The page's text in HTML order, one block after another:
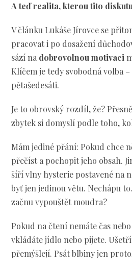
A teď realita, kterou tito
V článku Lukáše Jírovce se
pracovat i po dosažení
sází na dobrovolnou motivaci
Klíčem je tedy svobodná volba
pětašedesáti.
Je to obrovský rozdíl, že?
zbytek si domyslí podle toho,
Mám jediné přání: Pokud chce
přečíst a pochopit jeho obsah.
šíří vlny hysterie postavené na
byť jen jedinou větu. Nechápu
začnu vypouštět moudra?
Pokud na čtení nemáte čas
vkládáte jídlo nebo pijete.
přemýšlejí. Psát blbiny jen